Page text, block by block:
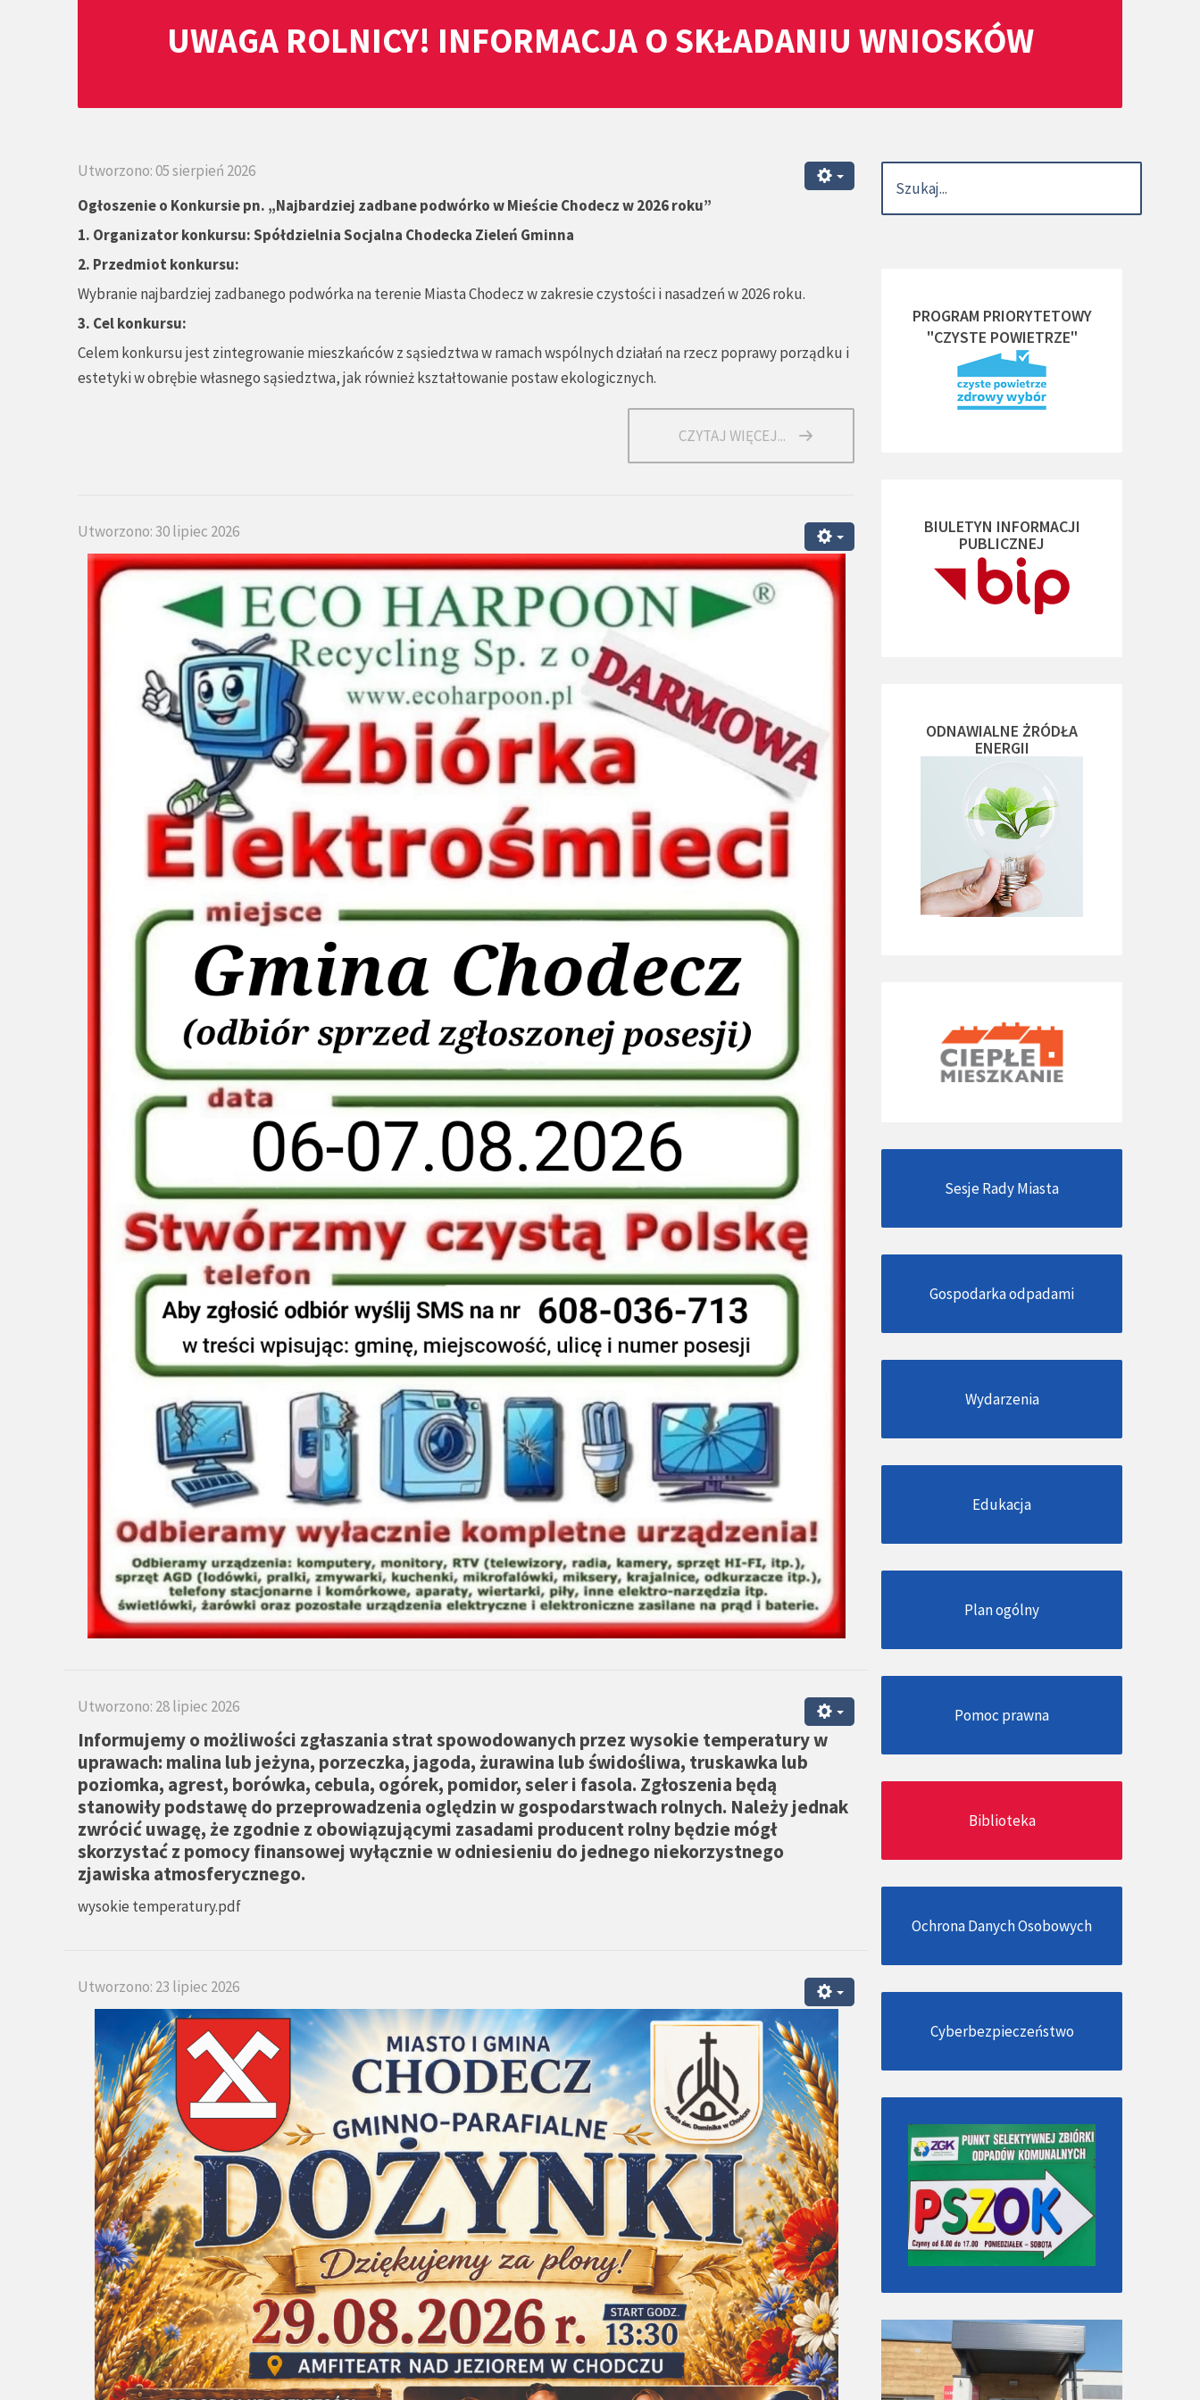
UWAGA ROLNICY! INFORMACJA O SKŁADANIU WNIOSKÓW
Utworzono: 05 sierpień 2026
Ogłoszenie o Konkursie pn. „Najbardziej zadbane podwórko w Mieście Chodecz w 2026 roku”
1. Organizator konkursu: Spółdzielnia Socjalna Chodecka Zieleń Gminna
2. Przedmiot konkursu:
Wybranie najbardziej zadbanego podwórka na terenie Miasta Chodecz w zakresie czystości i nasadzeń w 2026 roku.
3. Cel konkursu:
Celem konkursu jest zintegrowanie mieszkańców z sąsiedztwa w ramach wspólnych działań na rzecz poprawy porządku i
estetyki w obrębie własnego sąsiedztwa, jak również kształtowanie postaw ekologicznych.
CZYTAJ WIĘCEJ...
Utworzono: 30 lipiec 2026
Utworzono: 28 lipiec 2026
Informujemy o możliwości zgłaszania strat spowodowanych przez wysokie temperatury w
uprawach: malina lub jeżyna, porzeczka, jagoda, żurawina lub świdośliwa, truskawka lub
poziomka, agrest, borówka, cebula, ogórek, pomidor, seler i fasola. Zgłoszenia będą
stanowiły podstawę do przeprowadzenia oględzin w gospodarstwach rolnych. Należy jednak
zwrócić uwagę, że zgodnie z obowiązującymi zasadami producent rolny będzie mógł
skorzystać z pomocy finansowej wyłącznie w odniesieniu do jednego niekorzystnego
zjawiska atmosferycznego.
wysokie temperatury.pdf
Utworzono: 23 lipiec 2026
PROGRAM PRIORYTETOWY
"CZYSTE POWIETRZE"
BIULETYN INFORMACJI
PUBLICZNEJ
ODNAWIALNE ŻRÓDŁA
ENERGII
Sesje Rady Miasta
Gospodarka odpadami
Wydarzenia
Edukacja
Plan ogólny
Pomoc prawna
Biblioteka
Ochrona Danych Osobowych
Cyberbezpieczeństwo